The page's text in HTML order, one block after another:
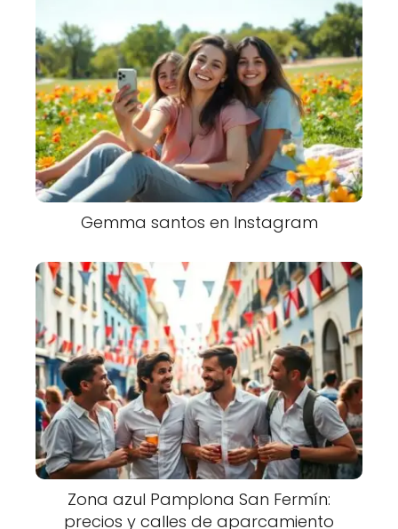
Gemma santos en Instagram
Zona azul Pamplona San Fermín:
precios y calles de aparcamiento